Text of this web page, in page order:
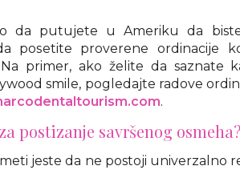
da putujete u Ameriku da
posetite proverene ordinacije
primer, ako želite da saznate
smile, pogledajte radove
.
postizanje savršenog osmeha?
jeste da ne postoji univerzalno